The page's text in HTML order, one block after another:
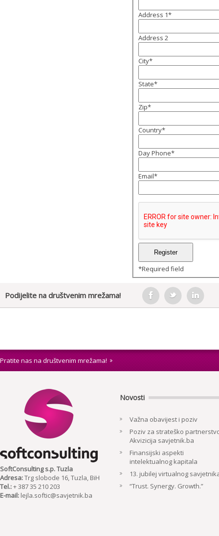
Address 1*
Address 2
City*
State*
Zip*
Country*
Day Phone*
Email*
*Required field
Podijelite na društvenim mrežama!
Pratite nas na društvenim mrežama!
SoftConsulting s.p. Tuzla
Adresa:Trg slobode 16, Tuzla, BiH
Tel.:+ 387 35 210 203
E-mail: lejla.softic@savjetnik.ba
Novosti
Važna obavijest i poziv
Poziv za strateško
Akvizicija savjetnik.ba
Finansijski aspekti
intelektualnog kapitala
13. jubilej virtualnog
“Trust. Synergy. Growth.”